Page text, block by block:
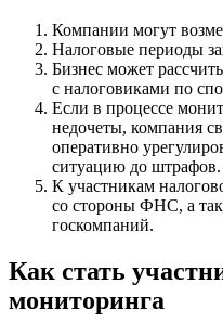
Компании могут
Налоговые периоды
Бизнес может
с налоговиками по
Если в процессе
недочеты, компания
оперативно
ситуацию до штрафов.
К участникам
со стороны ФНС, а
госкомпаний.
Как стать
мониторинга